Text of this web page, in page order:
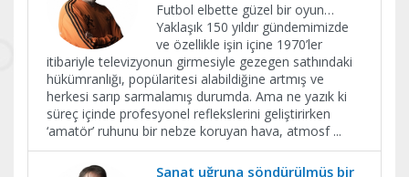
Futbol elbette güzel bir oyun…
Yaklaşık 150 yıldır gündemimizde
ve özellikle işin içine 1970’ler
itibariyle televizyonun girmesiyle gezegen sathındaki
hükümranlığı, popülaritesi alabildiğine artmış ve
herkesi sarıp sarmalamış durumda. Ama ne yazık ki
süreç içinde profesyonel reflekslerini geliştirirken
‘amatör’ ruhunu bir nebze koruyan hava, atmosf ...
Sanat uğruna söndürülmüş bir